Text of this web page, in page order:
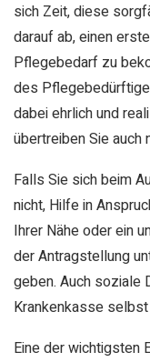
sich Zeit, diese
darauf ab, einen
Pflegebedarf zu
des
dabei ehrlich und
übertreiben Sie auch
Falls Sie sich beim
nicht, Hilfe in
Ihrer Nähe oder ein
der Antragstellung
geben. Auch soziale
Krankenkasse
Eine der wichtigsten